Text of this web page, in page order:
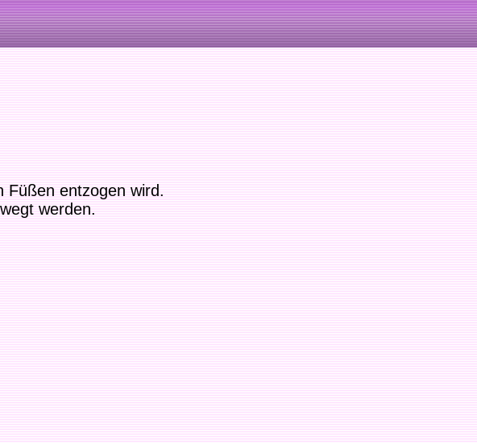
Füßen entzogen wird.
werden.